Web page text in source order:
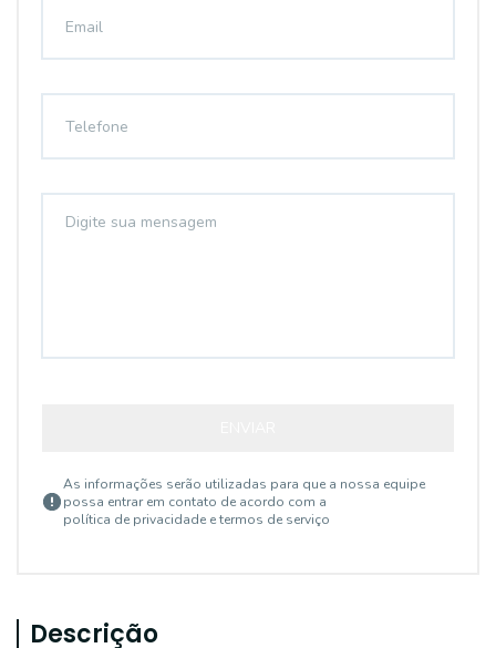
As informações serão utilizadas para que a nossa equipe
possa entrar em contato de acordo com a
política de privacidade e termos de serviço
Descrição